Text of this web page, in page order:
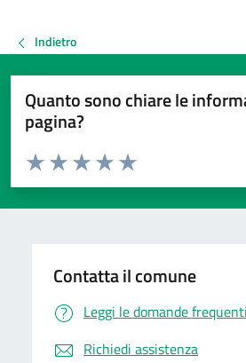
Indietro
Quanto sono chiare le
pagina?
Valuta da 1 a 5 stelle la pagina
Valuta 5 stelle su 5
Valuta 4 stelle su 5
Valuta 3 stelle su 5
Valuta 2 stelle su 5
Valuta 1 stelle su 5
Contatta il comune
Leggi le domande frequenti
Richiedi assistenza